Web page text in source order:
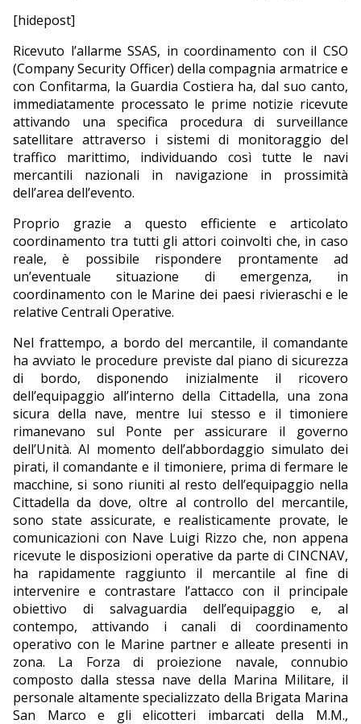
[hidepost]
Ricevuto l’allarme SSAS, in coordinamento con il CSO
(Company Security Officer) della compagnia armatrice e
con Confitarma, la Guardia Costiera ha, dal suo canto,
immediatamente processato le prime notizie ricevute
attivando una specifica procedura di surveillance
satellitare attraverso i sistemi di monitoraggio del
traffico marittimo, individuando così tutte le navi
mercantili nazionali in navigazione in prossimità
dell’area dell’evento.
Proprio grazie a questo efficiente e articolato
coordinamento tra tutti gli attori coinvolti che, in caso
reale, è possibile rispondere prontamente ad
un’eventuale situazione di emergenza, in
coordinamento con le Marine dei paesi rivieraschi e le
relative Centrali Operative.
Nel frattempo, a bordo del mercantile, il comandante
ha avviato le procedure previste dal piano di sicurezza
di bordo, disponendo inizialmente il ricovero
dell’equipaggio all’interno della Cittadella, una zona
sicura della nave, mentre lui stesso e il timoniere
rimanevano sul Ponte per assicurare il governo
dell’Unità. Al momento dell’abbordaggio simulato dei
pirati, il comandante e il timoniere, prima di fermare le
macchine, si sono riuniti al resto dell’equipaggio nella
Cittadella da dove, oltre al controllo del mercantile,
sono state assicurate, e realisticamente provate, le
comunicazioni con Nave Luigi Rizzo che, non appena
ricevute le disposizioni operative da parte di CINCNAV,
ha rapidamente raggiunto il mercantile al fine di
intervenire e contrastare l’attacco con il principale
obiettivo di salvaguardia dell’equipaggio e, al
contempo, attivando i canali di coordinamento
operativo con le Marine partner e alleate presenti in
zona. La Forza di proiezione navale, connubio
composto dalla stessa nave della Marina Militare, il
personale altamente specializzato della Brigata Marina
San Marco e gli elicotteri imbarcati della M.M.,